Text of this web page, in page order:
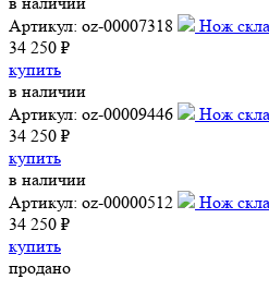
Артикул: oz-00007318
Нож
34 250 ₽
купить
в наличии
Артикул: oz-00009446
Нож
34 250 ₽
купить
в наличии
Артикул: oz-00000512
Нож
34 250 ₽
купить
продано